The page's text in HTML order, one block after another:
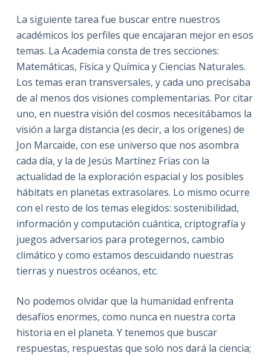
La siguiente tarea fue buscar entre nuestros
académicos los perfiles que encajaran mejor en esos
temas. La Academia consta de tres secciones:
Matemáticas, Física y Química y Ciencias Naturales.
Los temas eran transversales, y cada uno precisaba
de al menos dos visiones complementarias. Por citar
uno, en nuestra visión del cosmos necesitábamos la
visión a larga distancia (es decir, a los orígenes) de
Jon Marcaide, con ese universo que nos asombra
cada día, y la de Jesús Martínez Frías con la
actualidad de la exploración espacial y los posibles
hábitats en planetas extrasolares. Lo mismo ocurre
con el resto de los temas elegidos: sostenibilidad,
información y computación cuántica, criptografía y
juegos adversarios para protegernos, cambio
climático y como estamos descuidando nuestras
tierras y nuestros océanos, etc.
No podemos olvidar que la humanidad enfrenta
desafíos enormes, como nunca en nuestra corta
historia en el planeta. Y tenemos que buscar
respuestas, respuestas que solo nos dará la ciencia;